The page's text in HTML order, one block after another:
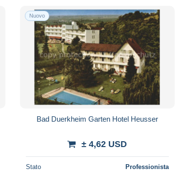
Nuovo
Bad Duerkheim Garten Hotel Heusser
± 4,62 USD
Stato Professionista